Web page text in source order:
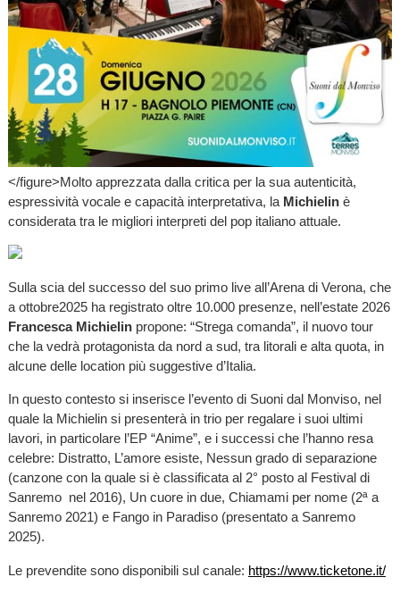
</figure>Molto apprezzata dalla critica per la sua autenticità,
espressività vocale e capacità interpretativa, la Michielin è
considerata tra le migliori interpreti del pop italiano attuale.
Sulla scia del successo del suo primo live all’Arena di Verona, che
a ottobre2025 ha registrato oltre 10.000 presenze, nell’estate 2026
Francesca Michielin propone: “Strega comanda”, il nuovo tour
che la vedrà protagonista da nord a sud, tra litorali e alta quota, in
alcune delle location più suggestive d’Italia.
In questo contesto si inserisce l’evento di Suoni dal Monviso, nel
quale la Michielin si presenterà in trio per regalare i suoi ultimi
lavori, in particolare l’EP “Anime”, e i successi che l’hanno resa
celebre: Distratto, L’amore esiste, Nessun grado di separazione
(canzone con la quale si è classificata al 2° posto al Festival di
Sanremo nel 2016), Un cuore in due, Chiamami per nome (2ª a
Sanremo 2021) e Fango in Paradiso (presentato a Sanremo
2025).
Le prevendite sono disponibili sul canale: https://www.ticketone.it/